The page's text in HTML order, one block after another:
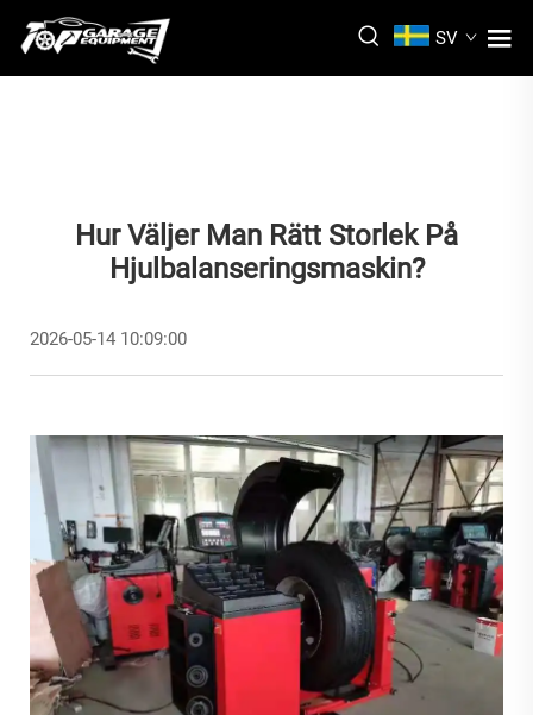
SV
Hur Väljer Man Rätt Storlek På
Hjulbalanseringsmaskin?
2026-05-14 10:09:00